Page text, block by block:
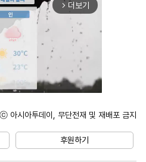
arrow_forward_ios 더보기
ⓒ 아시아투데이, 무단전재 및 재배포 금지
후원하기